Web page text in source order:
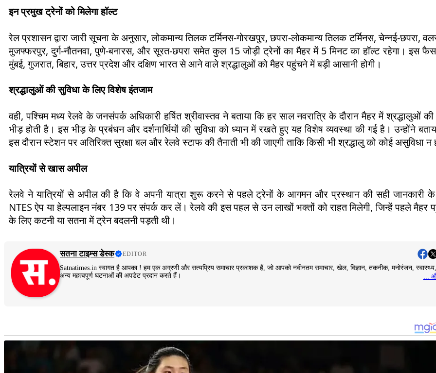
इन प्रमुख ट्रेनों को मिलेगा हॉल्ट
रेल प्रशासन द्वारा जारी सूचना के अनुसार, लोकमान्य तिलक टर्मिनस-गोरखपुर, छपरा-लोकमान्य तिलक टर्मिनस, चेन्नई-छपरा,
मुजफ्फरपुर, दुर्ग-नौतनवा, पुणे-बनारस, और सूरत-छपरा समेत कुल 15 जोड़ी ट्रेनों का मैहर में 5 मिनट का हॉल्ट रहेगा। इस
मुंबई, गुजरात, बिहार, उत्तर प्रदेश और दक्षिण भारत से आने वाले श्रद्धालुओं को मैहर पहुंचने में बड़ी आसानी होगी।
श्रद्धालुओं की सुविधा के लिए विशेष इंतजाम
वही, पश्चिम मध्य रेलवे के जनसंपर्क अधिकारी हर्षित श्रीवास्तव ने बताया कि हर साल नवरात्रि के दौरान मैहर में श्रद्धालुओं की
भीड़ होती है। इस भीड़ के प्रबंधन और दर्शनार्थियों की सुविधा को ध्यान में रखते हुए यह विशेष व्यवस्था की गई है। उन्होंने
इस दौरान स्टेशन पर अतिरिक्त सुरक्षा बल और रेलवे स्टाफ की तैनाती भी की जाएगी ताकि किसी भी श्रद्धालु को कोई असुविधा न
यात्रियों से खास अपील
रेलवे ने यात्रियों से अपील की है कि वे अपनी यात्रा शुरू करने से पहले ट्रेनों के आगमन और प्रस्थान की सही जानकारी के
NTES ऐप या हेल्पलाइन नंबर 139 पर संपर्क कर लें। रेलवे की इस पहल से उन लाखों भक्तों को राहत मिलेगी, जिन्हें पहले मैहर
के लिए कटनी या सतना में ट्रेन बदलनी पड़ती थी।
सतना टाइम्स डेस्क EDITOR
Satnatimes.in स्वागत है आपका ! हम एक अग्रणी और सत्यप्रिय समाचार प्रकाशक हैं, जो आपको नवीनतम समाचार, खेल, विज्ञान, तकनीक, मनोरंजन,
अन्य महत्वपूर्ण घटनाओं की अपडेट प्रदान करते हैं।
...